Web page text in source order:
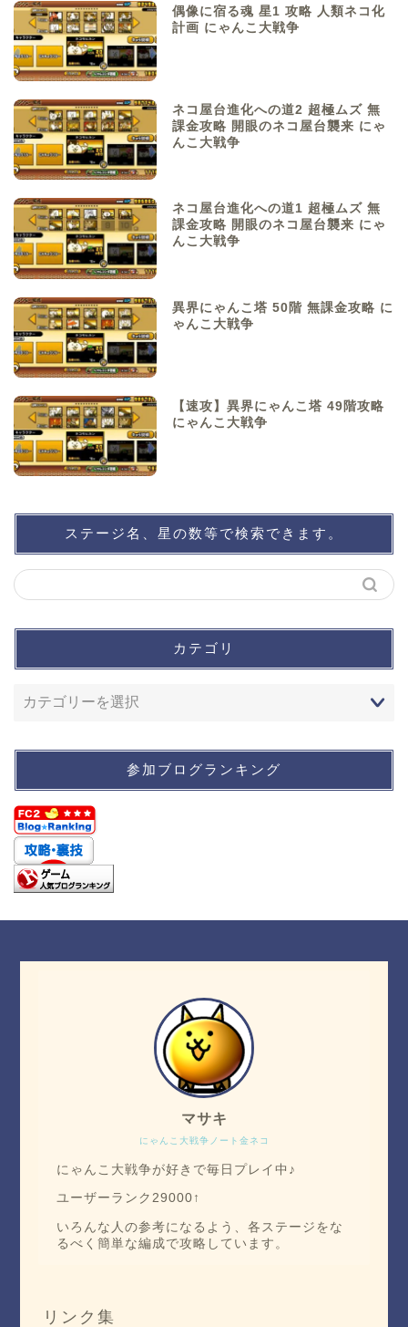
偶像に宿る魂 星1 攻略 人類ネコ化
計画 にゃんこ大戦争
ネコ屋台進化への道2 超極ムズ 無
課金攻略 開眼のネコ屋台襲来 にゃ
んこ大戦争
ネコ屋台進化への道1 超極ムズ 無
課金攻略 開眼のネコ屋台襲来 にゃ
んこ大戦争
異界にゃんこ塔 50階 無課金攻略 に
ゃんこ大戦争
【速攻】異界にゃんこ塔 49階攻略
にゃんこ大戦争
ステージ名、星の数等で検索できます。
カテゴリ
参加ブログランキング
にゃんこ大戦争ノート金ネコ
マサキ
にゃんこ大戦争が好きで毎日プレイ中♪
ユーザーランク29000↑
いろんな人の参考になるよう、各ステージをな
るべく簡単な編成で攻略しています。
リンク集